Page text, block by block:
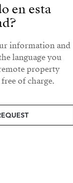
en esta
information and
language you
property
of charge.